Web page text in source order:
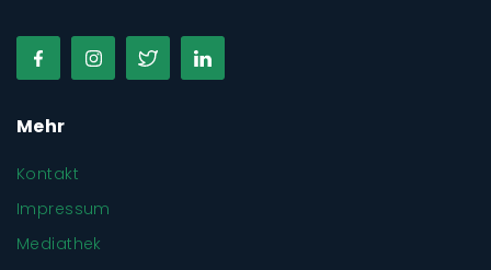
Mehr
Kontakt
Impressum
Mediathek